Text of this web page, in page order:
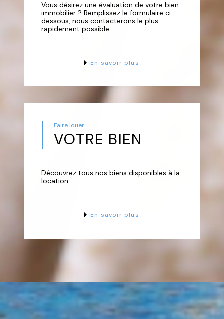
ou encore Sagone, nous
œuvrons à transformer chaque
projet immobilier en une
accompagnement personnalisé,
que ce soit pour une vente, un
financement de vos opérations
immobilières. Notre équipe,
votre écoute pour concrétiser
vos rêves immobiliers.
pour une expertise locale
un service client sans pareil.
Votre projet immobilier
l'authenticité d'Ajaccio.
Bienvenue chez vous, bienvenue
chez Immo-Corsica !
Vous désirez une évaluation de votre bien
immobilier ? Remplissez le formulaire ci-
dessous, nous contacterons le plus
rapidement possible.
En savoir plus
Faire louer
VOTRE BIEN
Découvrez tous nos biens disponibles à la
location
En savoir plus